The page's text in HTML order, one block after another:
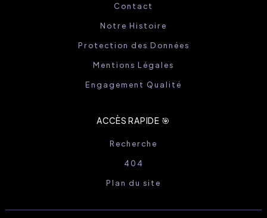
Contact
Notre Histoire
Protection des Données
Mentions Légales
Engagement Qualité
ACCÈS RAPIDE 🎯
Recherche
404
Plan du site